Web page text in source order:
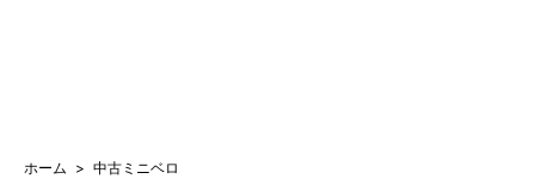
ホーム 中古ミニベロ